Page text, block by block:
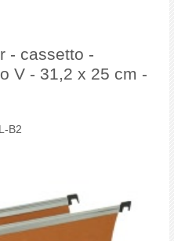
- cassetto -
V - 31,2 x 25 cm -
B2